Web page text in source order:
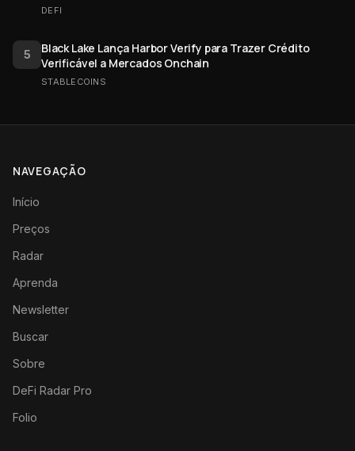
DEFI
5
Black Lake Lança Harbor Verify para Trazer Crédito
Verificável a Mercados Onchain
STABLECOINS
NAVEGAÇÃO
Início
Preços
Radar
Aprenda
Newsletter
Buscar
Sobre
DeFi Radar Pro
Folio